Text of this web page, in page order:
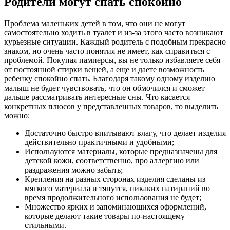
Проблема маленьких детей в том, что они не могут
самостоятельно ходить в туалет и из-за этого часто возникают
курьезные ситуации. Каждый родитель с подобным прекрасно
знаком, но очень часто понятия не имеет, как справиться с
проблемой. Покупая памперсы, вы не только избавляете себя
от постоянной стирки вещей, а еще и даете возможность
ребенку спокойно спать. Благодаря такому одному изделию
малыш не будет чувствовать, что он обмочился и сможет
дальше рассматривать интересные сны. Что касается
конкретных плюсов у представленных товаров, то выделить
можно:
Достаточно быстро впитывают влагу, что делает изделия
действительно практичными и удобными;
Используются материалы, которые предназначены для
детской кожи, соответственно, про аллергию или
раздражения можно забыть;
Крепления на разных сторонах изделия сделаны из
мягкого материала и тянутся, никаких натираний во
время продолжительного использования не будет;
Множество ярких и запоминающихся оформлений,
которые делают такие товары по-настоящему
стильными.